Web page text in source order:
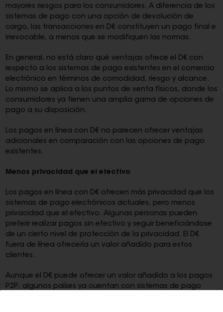
mayores riesgos para los consumidores. A diferencia de los
sistemas de pago con una opción de devolución de
cargo, las transacciones en D€ constituyen un pago final e
irrevocable, a menos que se modifiquen las normas.
En general, no está claro qué ventajas ofrece el D€ con
respecto a los sistemas de pago existentes en el comercio
electrónico en términos de comodidad, riesgo y alcance.
Lo mismo se aplica a los puntos de venta físicos, donde los
consumidores ya tienen una amplia gama de opciones de
pago a su disposición.
Los pagos en línea con D€ no parecen ofrecer ventajas
adicionales en comparación con las opciones de pago
existentes.
Menos privacidad que el efectivo
Los pagos en línea con D€ ofrecen más privacidad que los
sistemas de pago electrónicos actuales, pero menos
privacidad que el efectivo. Algunas personas pueden
preferir realizar pagos sin efectivo y seguir beneficiándose
de un cierto nivel de protección de la privacidad. El D€
fuera de línea ofrecería un valor añadido para estos
clientes.
Aunque el D€ puede ofrecer un valor añadido a los pagos
P2P, algunos países ya cuentan con sistemas de pago